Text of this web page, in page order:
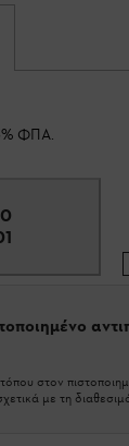
ΦΠΑ.
στον
με τη